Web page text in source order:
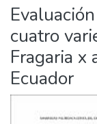
Estadísticas
Manuales
cuatro
Fragaria x
Ecuador